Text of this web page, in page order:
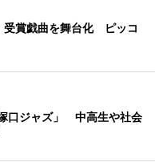
受賞戯曲を舞台化 ピッコ
口ジャズ」 中高生や社会